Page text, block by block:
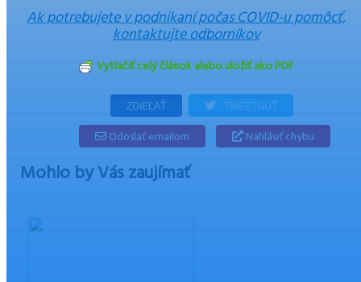
Ak potrebujete v podnikaní počas COVID-u pomôcť,
kontaktujte odborníkov
Vytlačiť celý článok alebo uložiť ako PDF
ZDIEĽAŤ TWEETNUŤ
Odoslať emailom Nahlásiť chybu
Mohlo by Vás zaujímať